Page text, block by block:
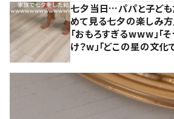
七夕当日…パパと子ども
めて見る七夕の楽しみ
「おもろすぎるwww」「
け？w」「どこの星の文化